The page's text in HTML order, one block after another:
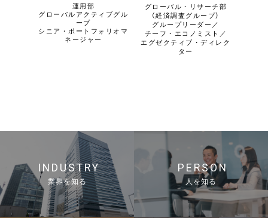
運用部
グローバルアクティブグル
ープ
シニア・ポートフォリオマ
ネージャー
グローバル・リサーチ部
（経済調査グループ）
グループリーダー／
チーフ・エコノミスト／
エグゼクティブ・ディレク
ター
INDUSTRY
業界を知る
PERSON
人を知る